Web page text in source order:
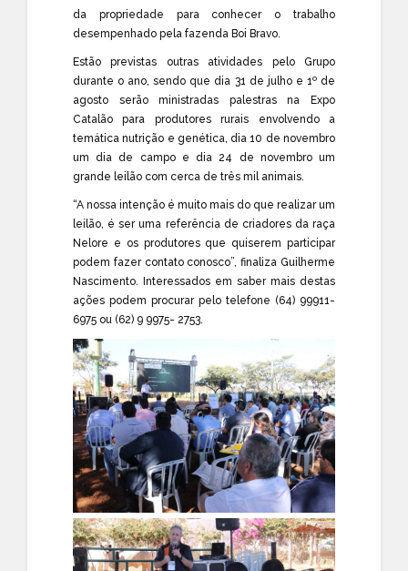
da propriedade para conhecer o trabalho
desempenhado pela fazenda Boi Bravo.
Estão previstas outras atividades pelo Grupo
durante o ano, sendo que dia 31 de julho e 1º de
agosto serão ministradas palestras na Expo
Catalão para produtores rurais envolvendo a
temática nutrição e genética, dia 10 de novembro
um dia de campo e dia 24 de novembro um
grande leilão com cerca de três mil animais.
“A nossa intenção é muito mais do que realizar um
leilão, é ser uma referência de criadores da raça
Nelore e os produtores que quiserem participar
podem fazer contato conosco”, finaliza Guilherme
Nascimento. Interessados em saber mais destas
ações podem procurar pelo telefone (64) 99911-
6975 ou (62) 9 9975- 2753.